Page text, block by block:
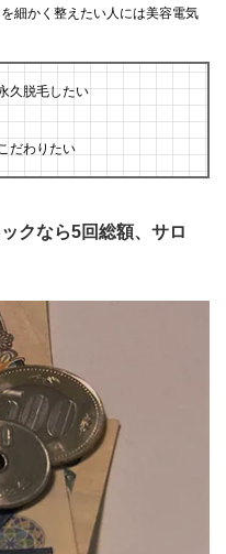
細かく整えたい人には美容電気
久脱毛したい
だわりたい
クなら5回総額、サロ